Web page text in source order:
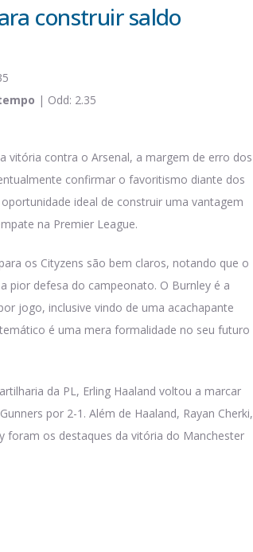
construir saldo
| Odd: 2.35
vitória contra o Arsenal, a margem de erro dos
confirmar o favoritismo diante dos
ideal de construir uma vantagem
na Premier League.
os Cityzens são bem claros, notando que o
pior defesa do campeonato. O Burnley é a
jogo, inclusive vindo de uma acachapante
é uma mera formalidade no seu futuro
da PL, Erling Haaland voltou a marcar
por 2-1. Além de Haaland, Rayan Cherki,
foram os destaques da vitória do Manchester